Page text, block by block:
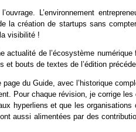
L’environnement
la création de startups sans
visibilité !
de l’écosystème
et bouts de textes de l’édition
du Guide, avec l’historique
Pour chaque révision, je corrige
hyperliens et que les
aussi alimentées par des